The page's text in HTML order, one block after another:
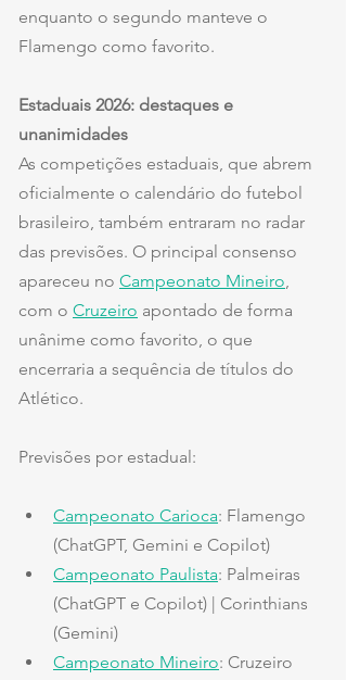
enquanto o segundo manteve o
Flamengo como favorito.
Estaduais 2026: destaques e
unanimidades
As competições estaduais, que abrem
oficialmente o calendário do futebol
brasileiro, também entraram no radar
das previsões. O principal consenso
apareceu no Campeonato Mineiro,
com o Cruzeiro apontado de forma
unânime como favorito, o que
encerraria a sequência de títulos do
Atlético.
Previsões por estadual:
Campeonato Carioca: Flamengo
(ChatGPT, Gemini e Copilot)
Campeonato Paulista: Palmeiras
(ChatGPT e Copilot) | Corinthians
(Gemini)
Campeonato Mineiro: Cruzeiro